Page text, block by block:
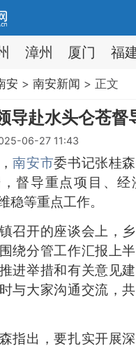
漳州 厦门 福
安 > 南安新闻 > 正文
导赴水头仑苍督
06-27 11:43
南安市委书记张桂
督导重点项目、经
稳等重点工作。
开的座谈会上，乡
绕分管工作汇报上
进举措和有关意见
与大家沟通交流，
出，要扎实开展深